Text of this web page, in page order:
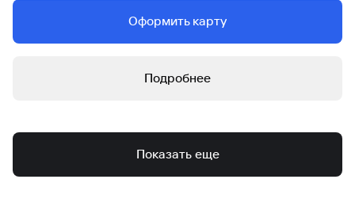
Оформить карту
Подробнее
Показать еще